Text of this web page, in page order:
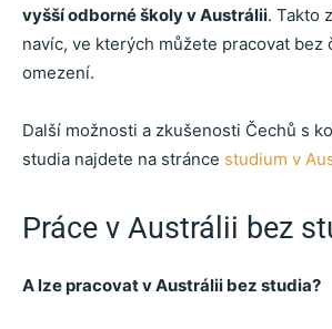
vyšší odborné školy v Austrálii. Takto
navíc, ve kterých můžete pracovat bez
omezení.
Další možnosti a zkušenosti Čechů s
studia najdete na stránce studium v
Práce v Austrálii bez
A lze pracovat v Austrálii bez studia?